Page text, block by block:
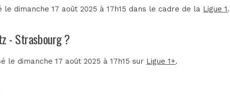
dimanche 17 août 2025 à 17h15 dans le cadre de la Ligue 1.
- Strasbourg ?
dimanche 17 août 2025 à 17h15 sur Ligue 1+.